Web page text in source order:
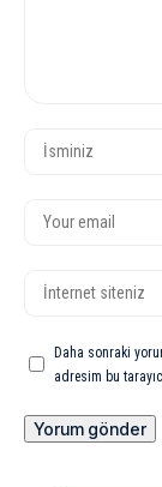
Daha sonraki
adresim bu